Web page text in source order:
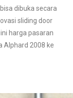
dibuka secara
sliding door
harga pasaran
Alphard 2008 ke